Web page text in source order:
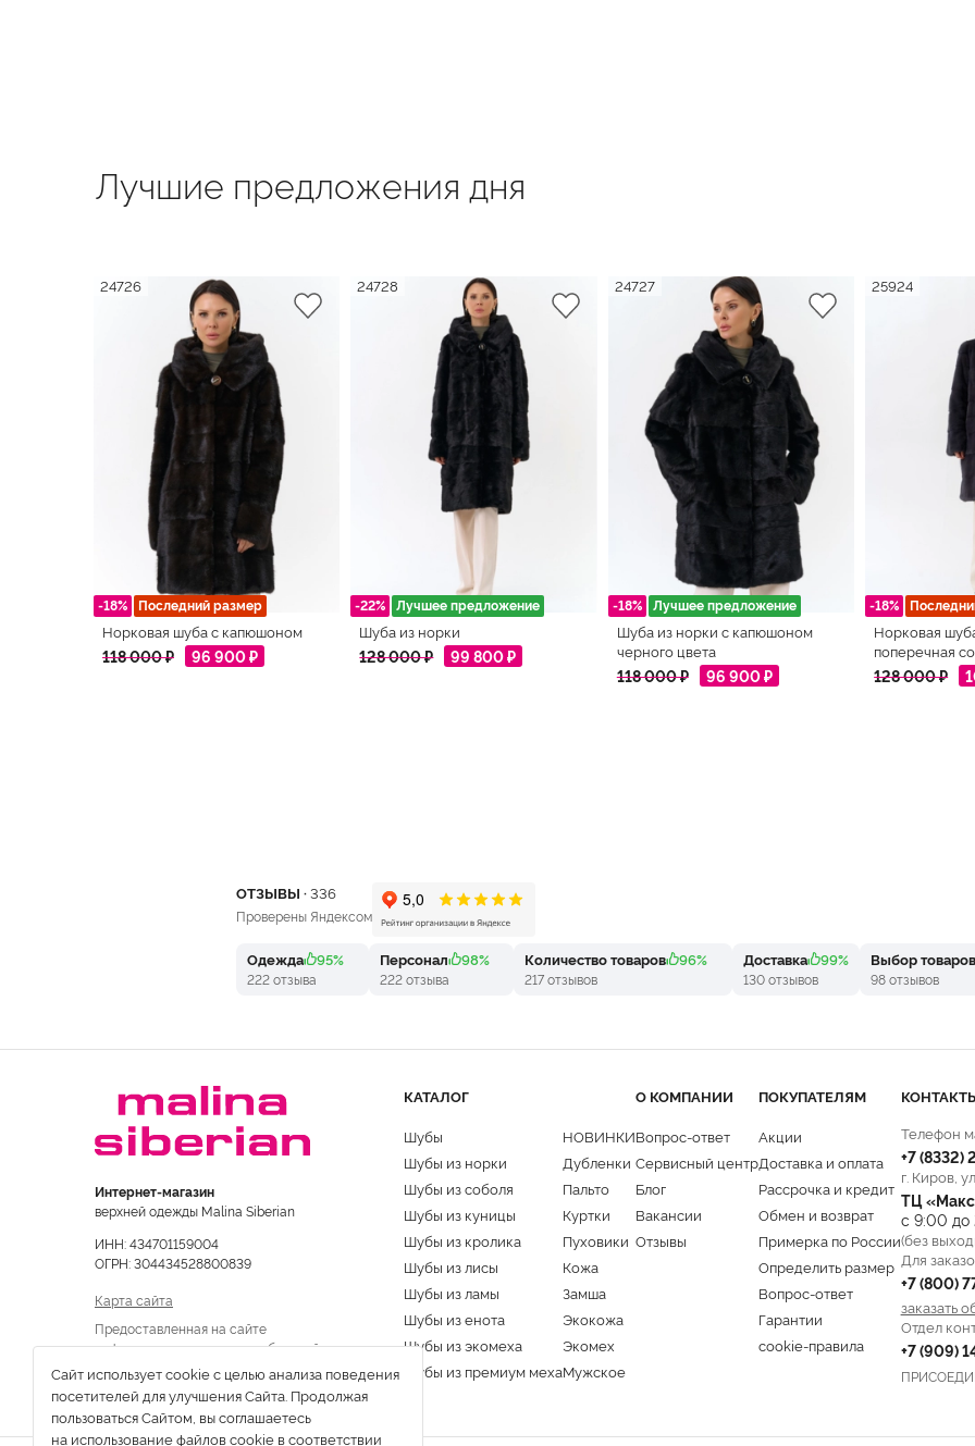
Лучшие предложения дня
-18% Последний размер
24726
Норковая шуба с капюшоном
118 000 ₽ 96 900 ₽
-22% Лучшее предложение
24728
Шуба из норки
128 000 ₽ 99 800 ₽
-18% Лучшее предложение
24727
Шуба из норки с капюшоном
черного цвета
118 000 ₽ 96 900 ₽
-18%
25924
Норковая
поперечная
128 000 ₽
Сайт использует cookie с целью анализа поведения
посетителей для улучшения Сайта. Продолжая
пользоваться Сайтом, вы соглашаетесь
на использование файлов cookie в соответствии
ОТЗЫВЫ ·336
Проверены Яндексом
Одежда 95%
222 отзыва
Персонал 98%
222 отзыва
Количество товаров 96%
217 отзывов
Доставка 99%
130 отзывов
Выбор товаров
98 отзывов
Интернет-магазин
верхней одежды Malina Siberian
ИНН: 434701159004
ОГРН: 304434528800839
Карта сайта
Предоставленная на сайте
информация не является публичной
КАТАЛОГ
Шубы
Шубы из норки
Шубы из соболя
Шубы из куницы
Шубы из кролика
Шубы из лисы
Шубы из ламы
Шубы из енота
Шубы из экомеха
Шубы из премиум меха
НОВИНКИ
Дубленки
Пальто
Куртки
Пуховики
Кожа
Замша
Экокожа
Экомех
Мужское
О КОМПАНИИ
Вопрос-ответ
Сервисный центр
Блог
Вакансии
Отзывы
ПОКУПАТЕЛЯМ
Акции
Доставка и оплата
Рассрочка и кредит
Обмен и возврат
Примерка по России
Определить размер
Вопрос-ответ
Гарантии
cookie-правила
Телефон
+7 (8332)
г. Киров,
ТЦ
с 9:00
(без
Для
+7 (800)
заказать
Отдел
+7 (909)